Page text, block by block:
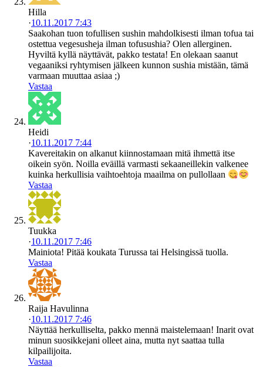
Hilla
·10.11.2017 7:43
Saakohan tuon tofullisen sushin mahdolkisesti ilman tofua tai
ostettua vegesusheja ilman tofusushia? Olen allerginen.
Hyviltä kyllä näyttävät, pakko testata! En olekaan saanut
vegaaniksi ryhtymisen jälkeen kunnon sushia mistään, tämä
varmaan muuttaa asiaa ;)
Vastaa
Heidi
·10.11.2017 7:44
Kavereitakin on alkanut kiinnostamaan mitä ihmettä itse
oikein syön. Noilla eväillä varmasti sekaaneillekin valkenee
kuinka herkullisia vaihtoehtoja maailma on pullollaan
Vastaa
Tuukka
·10.11.2017 7:46
Mainiota! Pitää koukata Turussa tai Helsingissä tuolla.
Vastaa
Raija Havulinna
·10.11.2017 7:46
Näyttää herkulliselta, pakko mennä maistelemaan! Inarit ovat
minun suosikkejani olleet aina, mutta nyt saattaa tulla
kilpailijoita.
Vastaa